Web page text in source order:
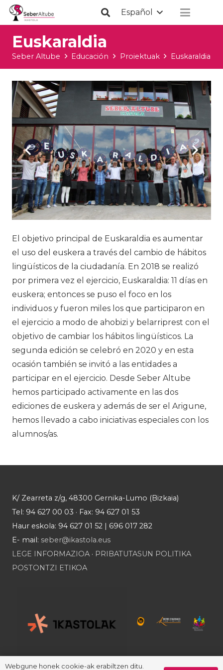
Español
Euskaraldia
Seber Altube Educación Proiektuak Euskaraldia
El objetivo principal de Euskaraldia es aumentar
el uso del euskera a través del cambio de hábitos
lingüísticos de la ciudadanía. En 2018 se realizó
por primera vez el ejercicio, Euskaraldia: 11 días en
euskera; entonces se puso el foco en los
individuos y fueron miles los que participaron en
el ejercicio a modo de ahobizi y belarriprest con el
objetivo de cambiar los hábitos lingüísticos. La
segunda edición se celebró en 2020 y en esta
ocasión también se invitó a las entidades a
participar en el ejercicio. Desde Seber Altube
hemos participado activamente en las dos
ediciones de euskera y además de ser el Arigune,
hemos llevado a cabo iniciativas especiales con los
alumnos/as.
K/ Zearreta z/g, 48300 Gernika-Lumo (Bizkaia)
Tel: 94 627 00 03 · Fax: 94 627 01 53
Haur eskola: 94 627 01 52 | 696 017 282
E- mail: seber@ikastola.eus
LEGE INFORMAZIOA · PRIBATUTASUN POLITIKA
POSTONTZI ETIKOA
Webgune honek cookie-ak erabiltzen ditu.